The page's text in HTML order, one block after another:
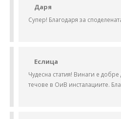
Даря
Супер! Благодаря за
Еслица
Чудесна статия! Винаги е
течове в ОиВ инсталациите.